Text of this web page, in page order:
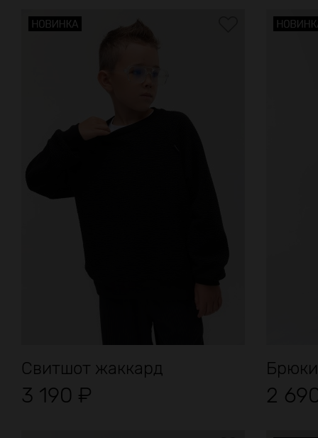
Свитшот жаккард
3 190 ₽ 2